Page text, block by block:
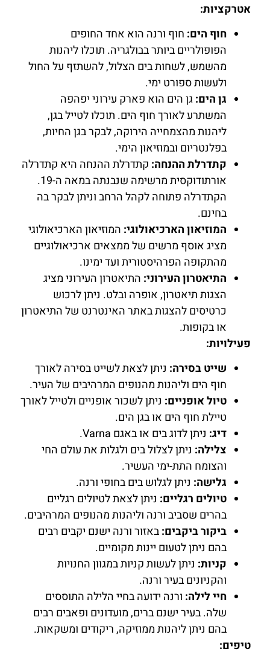
אטרקציות:
חוף הים: חוף ורנה הוא אחד החופים
הפופולריים ביותר בבולגריה. תוכלו ליהנות
מהשמש, לשחות בים הצלול, להשתזף על החול
ולעשות ספורט ימי.
גן הים:גן הים הוא פארק עירוני יפהפה
המשתרע לאורך חוף הים. תוכלו לטייל בגן,
ליהנות מהצמחייה הירוקה, לבקר בגן החיות,
בפלנטריום ובמוזיאון הימי.
קתדרלת ההנחה: קתדרלת ההנחה היא קתדרלה
אורתודוקסית מרשימה שנבנתה במאה ה-19.
הקתדרלה פתוחה לקהל הרחב וניתן לבקר בה
בחינם.
המוזיאון הארכיאולוגי: המוזיאון הארכיאולוגי
מציג אוסף מרשים של ממצאים ארכיאולוגיים
מהתקופה הפרהיסטורית ועד ימינו.
התיאטרון העירוני: התיאטרון העירוני מציג
הצגות תיאטרון, אופרה ובלט. ניתן לרכוש
כרטיסים להצגות באתר האינטרנט של התיאטרון
או בקופות.
פעילויות:
שייט בסירה: ניתן לצאת לשייט בסירה לאורך
חוף הים וליהנות מהנופים המרהיבים של העיר.
טיול אופניים: ניתן לשכור אופניים ולטייל לאורך
טיילת חוף הים או בגן הים.
דיג: ניתן לדוג בים או באגם Varna.
צלילה: ניתן לצלול בים ולגלות את עולם החי
והצומח התת-ימי העשיר.
גלישה: ניתן לגלוש בים בחופי ורנה.
טיולים רגליים: ניתן לצאת לטיולים רגליים
בהרים שסביב ורנה וליהנות מהנופים המרהיבים.
ביקור ביקבים:באזור ורנה ישנם יקבים רבים
בהם ניתן לטעום יינות מקומיים.
קניות: ניתן לעשות קניות במגוון החנויות
והקניונים בעיר ורנה.
חיי לילה: ורנה ידועה בחיי הלילה התוססים
שלה. בעיר ישנם ברים, מועדונים ופאבים רבים
בהם ניתן ליהנות ממוזיקה, ריקודים ומשקאות.
טיפים: